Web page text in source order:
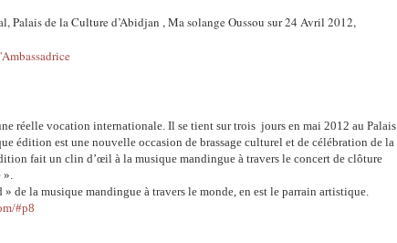
Palais de la Culture d’Abidjan , Ma solange Oussou sur 24 Avril 2012,
réelle vocation internationale. Il se tient sur trois jours en mai 2012 au Palais
édition est une nouvelle occasion de brassage culturel et de célébration de la
fait un clin d’œil à la musique mandingue à travers le concert de clôture
».
» de la musique mandingue à travers le monde, en est le parrain artistique.
#p8